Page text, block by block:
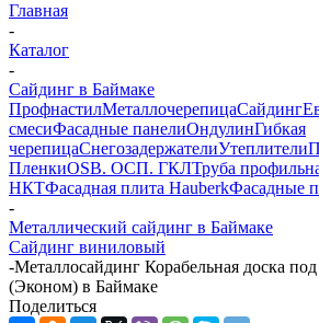
Главная
-
Каталог
-
Сайдинг в Баймаке
ПрофнастилМеталлочерепицаСайдинг
смесиФасадные панелиОндулинГибкая
черепицаСнегозадержателиУтеплители
ПленкиOSB. ОСП. ГКЛТруба
НКТФасадная плита HauberkФасадные
-
Металлический сайдинг в Баймаке
Сайдинг виниловый
-Металлосайдинг Корабельная доска
(Эконом) в Баймаке
Поделиться